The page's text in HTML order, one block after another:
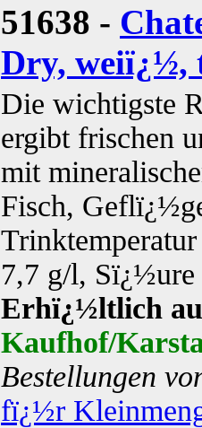
51638 -
Dry, weiï¿½,
Die wichtigste
ergibt frischen
mit
Fisch,
7,7 g/l,
Erhï¿½ltlich
Kaufhof/
Bestellungen
fï¿½r